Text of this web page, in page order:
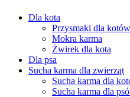
Dla kota
Przysmaki dla kotów
Mokra karma
Żwirek dla kota
Dla psa
Sucha karma dla zwierząt
Sucha karma dla
Sucha karma dla